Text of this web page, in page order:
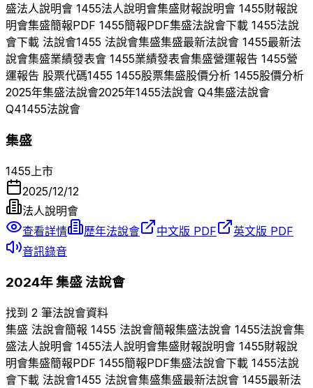
盛法人說明會 1455法人說明會集盛財報說明會 1455財報說
明會集盛簡報PDF 1455簡報PDF集盛法說會下載 1455法說
會下載 法說會1455 法說會集盛集盛最新法說會 1455最新法
說會集盛業績發表會 1455業績發表會集盛營運報告 1455營
運報告 股票代碼1455 1455股票集盛股價分析 1455股價分析
2025年集盛法說會2025年1455法說會 Q4集盛法說會
Q41455法說會
集盛
1455 上市
2025/12/12
法人說明會
查看詳情
歷年法說會 中文版 PDF
英文版 PDF
音訊錄音
2024年集盛法說會
找到 2 筆法說會資料
集盛 法說會簡報 1455 法說會簡報集盛法說會 1455法說會集
盛法人說明會 1455法人說明會集盛財報說明會 1455財報說
明會集盛簡報PDF 1455簡報PDF集盛法說會下載 1455法說
會下載 法說會1455 法說會集盛集盛最新法說會 1455最新法